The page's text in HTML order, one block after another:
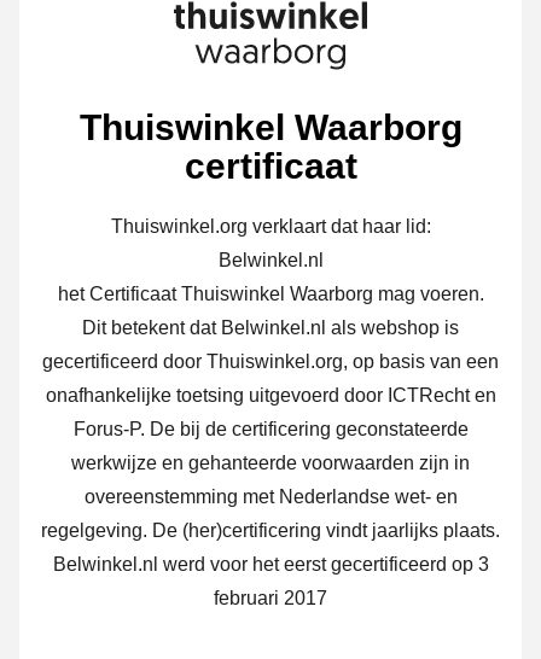
Thuiswinkel Waarborg
certificaat
Thuiswinkel.org verklaart dat haar lid:
Belwinkel.nl
het Certificaat Thuiswinkel Waarborg mag voeren.
Dit betekent dat Belwinkel.nl als webshop is
gecertificeerd door Thuiswinkel.org, op basis van een
onafhankelijke toetsing uitgevoerd door ICTRecht en
Forus-P. De bij de certificering geconstateerde
werkwijze en gehanteerde voorwaarden zijn in
overeenstemming met Nederlandse wet- en
regelgeving. De (her)certificering vindt jaarlijks plaats.
Belwinkel.nl werd voor het eerst gecertificeerd op 3
februari 2017